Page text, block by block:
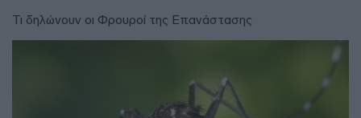
Τι δηλώνουν οι Φρουροί της Επανάστασης